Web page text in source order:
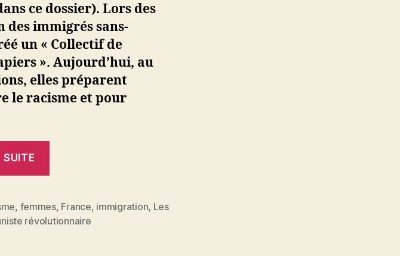
ce dossier). Lors des
immigrés sans-
un « Collectif de
». Aujourd’hui, au
elles préparent
le racisme et pour
SUITE
:
Des
, femmes, France, immigration, Les
révolutionnaire